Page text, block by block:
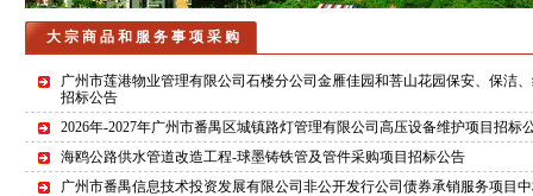
大 宗 商 品 和 服 务 事 项 采 购
广州市莲港物业管理有限公司石楼分公司金雁佳园和菩山花园保安、保洁
招标公告
2026年-2027年广州市番禺区城镇路灯管理有限公司高压设备维护项目招标
海鸥公路供水管道改造工程-球墨铸铁管及管件采购项目招标公告
广州市番禺信息技术投资发展有限公司非公开发行公司债券承销服务项目